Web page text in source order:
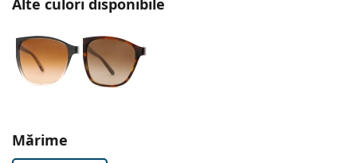
Persol
Prada
Toate mărcile
Alegeți parametrii
Mărime